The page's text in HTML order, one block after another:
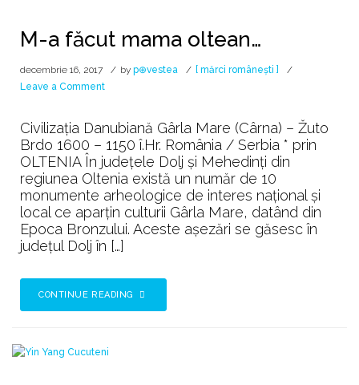
M-a făcut mama oltean…
decembrie 16, 2017 by p⊕vestea
[ mărci românești ]
Leave a Commenton
făcut
mama
oltean…
Civilizația Danubiană Gârla Mare (Cârna) – Žuto
Brdo 1600 – 1150 î.Hr. România / Serbia * prin
OLTENIA În județele Dolj și Mehedinți din
regiunea Oltenia există un număr de 10
monumente arheologice de interes național și
local ce aparțin culturii Gârla Mare, datând din
Epoca Bronzului. Aceste așezări se găsesc în
județul Dolj în […]
CONTINUE READING